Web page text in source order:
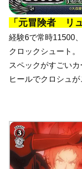
「元冒険者 リュ
経験6で常時11500
クロックシュート。
スペックがすごい
ヒールでクロシュ